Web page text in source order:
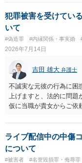
求する場合もありますが
細な検討が必要です。遅
う。 ６弁護士に窓口を
つです。
犯罪被害を受けてい
いて
#偽造罪 #内縁関係・事実婚
2026年7月14日
吉田 雄大 弁護士
不誠実な元彼の行為に困
上げますと、法的に問題
仮に当職が貴女からご依
す。 文書偽造の事実を
していたことを伝えるの
ないことですが、それを
たくない相手である夫
ライブ配信中の中傷
について
#被害者 #名誉毀損罪・侮辱罪